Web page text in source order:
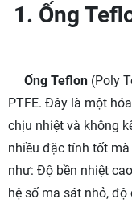
1. Ống
Ống Teflon (Poly
PTFE. Đây là một
chịu nhiệt và không
nhiều đặc tính tốt
như: Độ bền nhiệt
hệ số ma sát nhỏ,